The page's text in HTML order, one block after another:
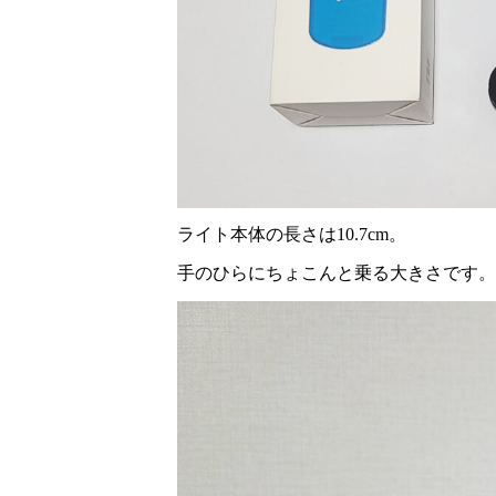
ライト本体の長さは10.7cm。
手のひらにちょこんと乗る大きさです。